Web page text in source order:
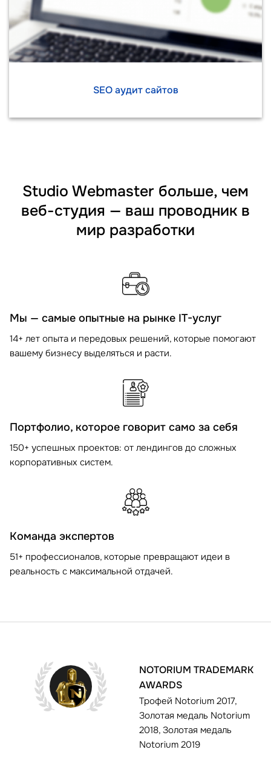
SEO аудит сайтов
Studio Webmaster больше, чем
веб-студия — ваш проводник в
мир разработки
Мы — самые опытные на рынке IT-услуг
14+ лет опыта и передовых решений, которые помогают
вашему бизнесу выделяться и расти.
Портфолио, которое говорит само за себя
150+ успешных проектов: от лендингов до сложных
корпоративных систем.
Команда экспертов
51+ профессионалов, которые превращают идеи в
реальность с максимальной отдачей.
NOTORIUM TRADEMARK
AWARDS
Трофей Notorium 2017,
Золотая медаль Notorium
2018, Золотая медаль
Notorium 2019